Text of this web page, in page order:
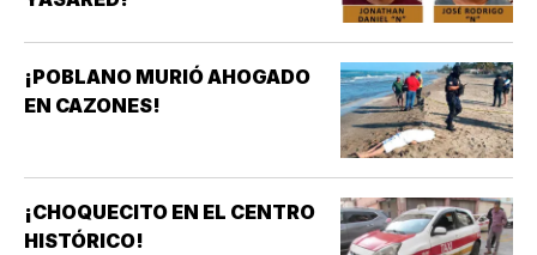
¡POBLANO MURIÓ AHOGADO
EN CAZONES!
¡CHOQUECITO EN EL CENTRO
HISTÓRICO!